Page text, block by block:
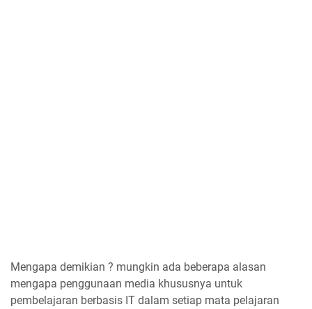
Mengapa demikian ? mungkin ada beberapa alasan
mengapa penggunaan media khususnya untuk
pembelajaran berbasis IT dalam setiap mata pelajaran